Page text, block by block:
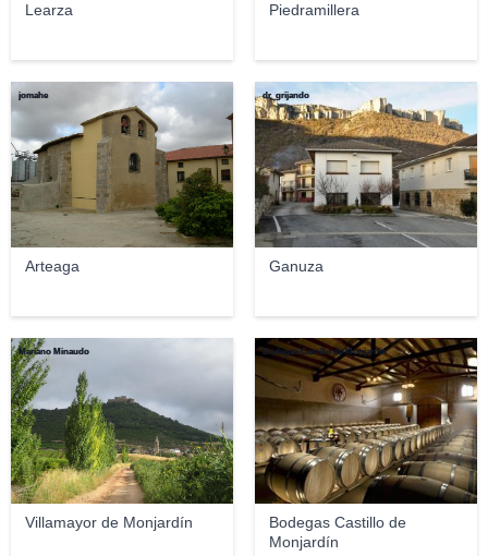
Learza Piedramillera
Arteaga
jomahe
Ganuza
dr_grijando
Villamayor de Monjardín
Mariano Minaudo
Bodegas Castillo de
Monjardín
Bodegas Castillo de Monjardín